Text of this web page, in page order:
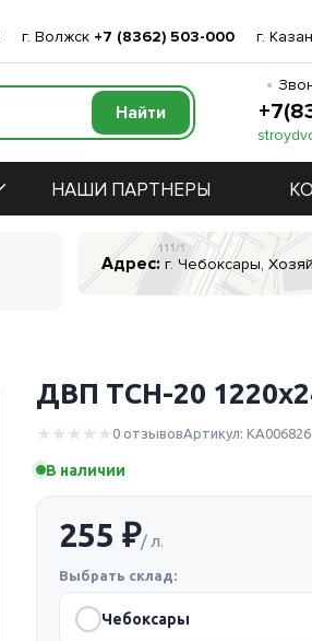
г. Волжск +7 (8362) 503-000 г.
НАШИ ПАРТНЕРЫ
Адрес: г. Чебоксары,
ДВП ТСН-20
0 отзывовАртикул: КА006826
В наличии
255 ₽/ л.
Выбрать склад:
Чебоксары